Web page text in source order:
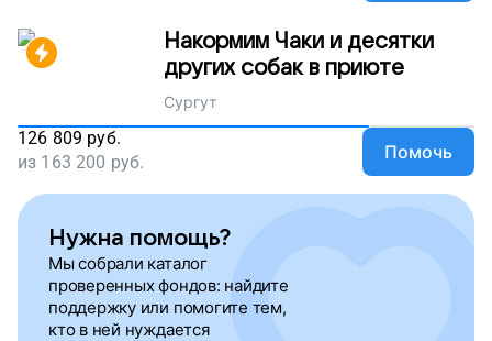
Накормим Чаки и десятки
других собак в приюте
Сургут
126 809 руб.
из 163 200 руб. Помочь
Нужна помощь?
Мы собрали каталог
проверенных фондов: найдите
поддержку или помогите тем,
кто в ней нуждается